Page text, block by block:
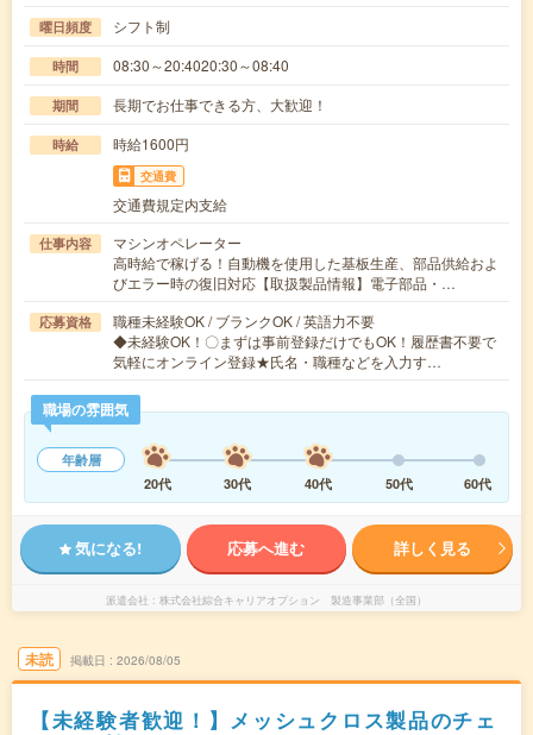
曜日頻度 シフト制
時間 08:30～20:4020:30～08:40
期間 長期でお仕事できる方、大歓迎！
時給 時給1600円
交通費
交通費規定内支給
仕事内容
マシンオペレーター
高時給で稼げる！自動機を使用した基板生産、部品供給およ
びエラー時の復旧対応【取扱製品情報】電子部品・…
応募資格
職種未経験OK / ブランクOK / 英語力不要
◆未経験OK！〇まずは事前登録だけでもOK！履歴書不要で
気軽にオンライン登録★氏名・職種などを入力す…
職場の雰囲気
年齢層
20代
30代 40代 50代 60代
気になる! 応募へ進む 詳しく見る
派遣会社 株式会社綜合キャリアオプション 製造事業部（全国）
未読 掲載日 2026/08/05
【未経験者歓迎！】メッシュクロス製品のチェ